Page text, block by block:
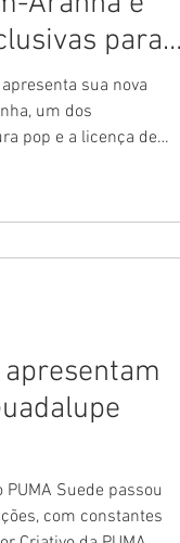
para
sua nova
um dos
pop e a licença de
filme da franquia que
que con
apresentam
PUMA Suede passou
com constantes